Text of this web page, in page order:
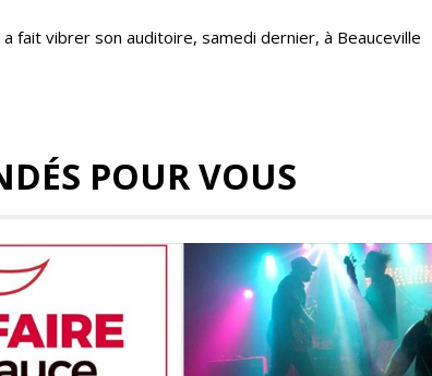
fait vibrer son auditoire, samedi dernier, à Beauceville
POUR VOUS